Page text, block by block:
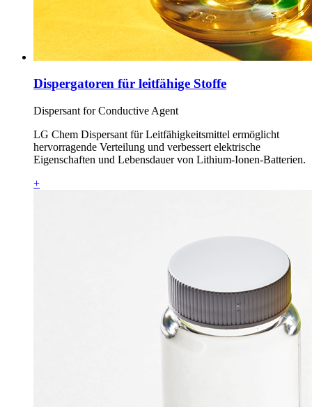
Dispergatoren für leitfähige Stoffe
Dispersant for Conductive Agent
LG Chem Dispersant für Leitfähigkeitsmittel ermöglicht
hervorragende Verteilung und verbessert elektrische
Eigenschaften und Lebensdauer von Lithium-Ionen-Batterien.
+